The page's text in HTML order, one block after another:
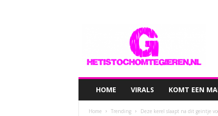
HOME VIRALS KOMT EEN
Home Trending Deze kerel slaapt na dit geintje